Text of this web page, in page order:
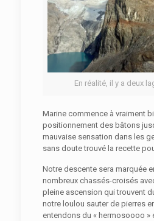
En réalité, il y a deux
Marine commence à vraiment
positionnement des bâtons
mauvaise sensation dans les
sans doute trouvé la recette
Notre descente sera marquée
nombreux chassés-croisés
pleine ascension qui trouvent
notre loulou sauter de pierres
entendons du « hermosoooo »